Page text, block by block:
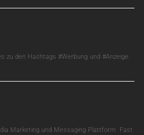
zu den Hashtags #Werbung und #Anzeige.
Marketing und Messaging Plattform. Fast